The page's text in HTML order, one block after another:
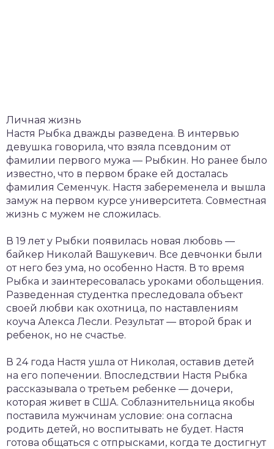
Личная жизнь
Настя Рыбка дважды разведена. В интервью
девушка говорила, что взяла псевдоним от
фамилии первого мужа — Рыбкин. Но ранее было
известно, что в первом браке ей досталась
фамилия Семенчук. Настя забеременела и вышла
замуж на первом курсе университета. Совместная
жизнь с мужем не сложилась.
В 19 лет у Рыбки появилась новая любовь —
байкер Николай Вашукевич. Все девчонки были
от него без ума, но особенно Настя. В то время
Рыбка и заинтересовалась уроками обольщения.
Разведенная студентка преследовала объект
своей любви как охотница, по наставлениям
коуча Алекса Лесли. Результат — второй брак и
ребенок, но не счастье.
В 24 года Настя ушла от Николая, оставив детей
на его попечении. Впоследствии Настя Рыбка
рассказывала о третьем ребенке — дочери,
которая живет в США. Соблазнительница якобы
поставила мужчинам условие: она согласна
родить детей, но воспитывать не будет. Настя
готова общаться с отпрысками, когда те достигнут